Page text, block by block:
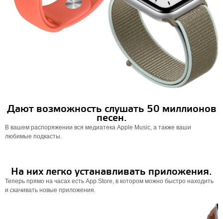
Дают возможность слушать 50 миллионов
песен.
В вашем распоряжении вся медиатека Apple Music, а также ваши
любимые подкасты.
На них легко устанавливать приложения.
Теперь прямо на часах есть App Store, в котором можно быстро находить
и скачивать новые приложения.